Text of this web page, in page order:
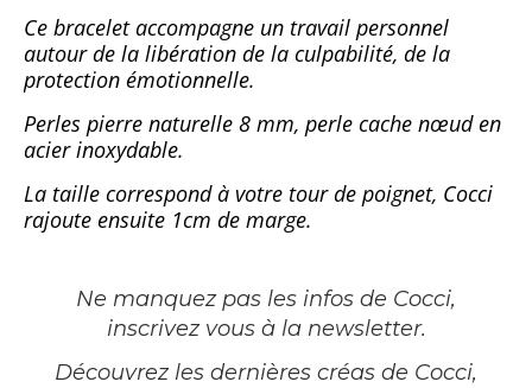
Ce bracelet accompagne un travail personnel
autour de la libération de la culpabilité, de la
protection émotionnelle.
Perles pierre naturelle 8 mm, perle cache nœud en
acier inoxydable.
La taille correspond à votre tour de poignet, Cocci
rajoute ensuite 1cm de marge.
Ne manquez pas les infos de Cocci,
inscrivez vous à la newsletter.
Découvrez les dernières créas de Cocci,